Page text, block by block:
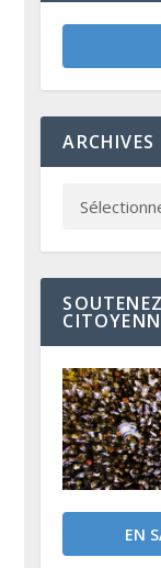
ARCHIVES
EN